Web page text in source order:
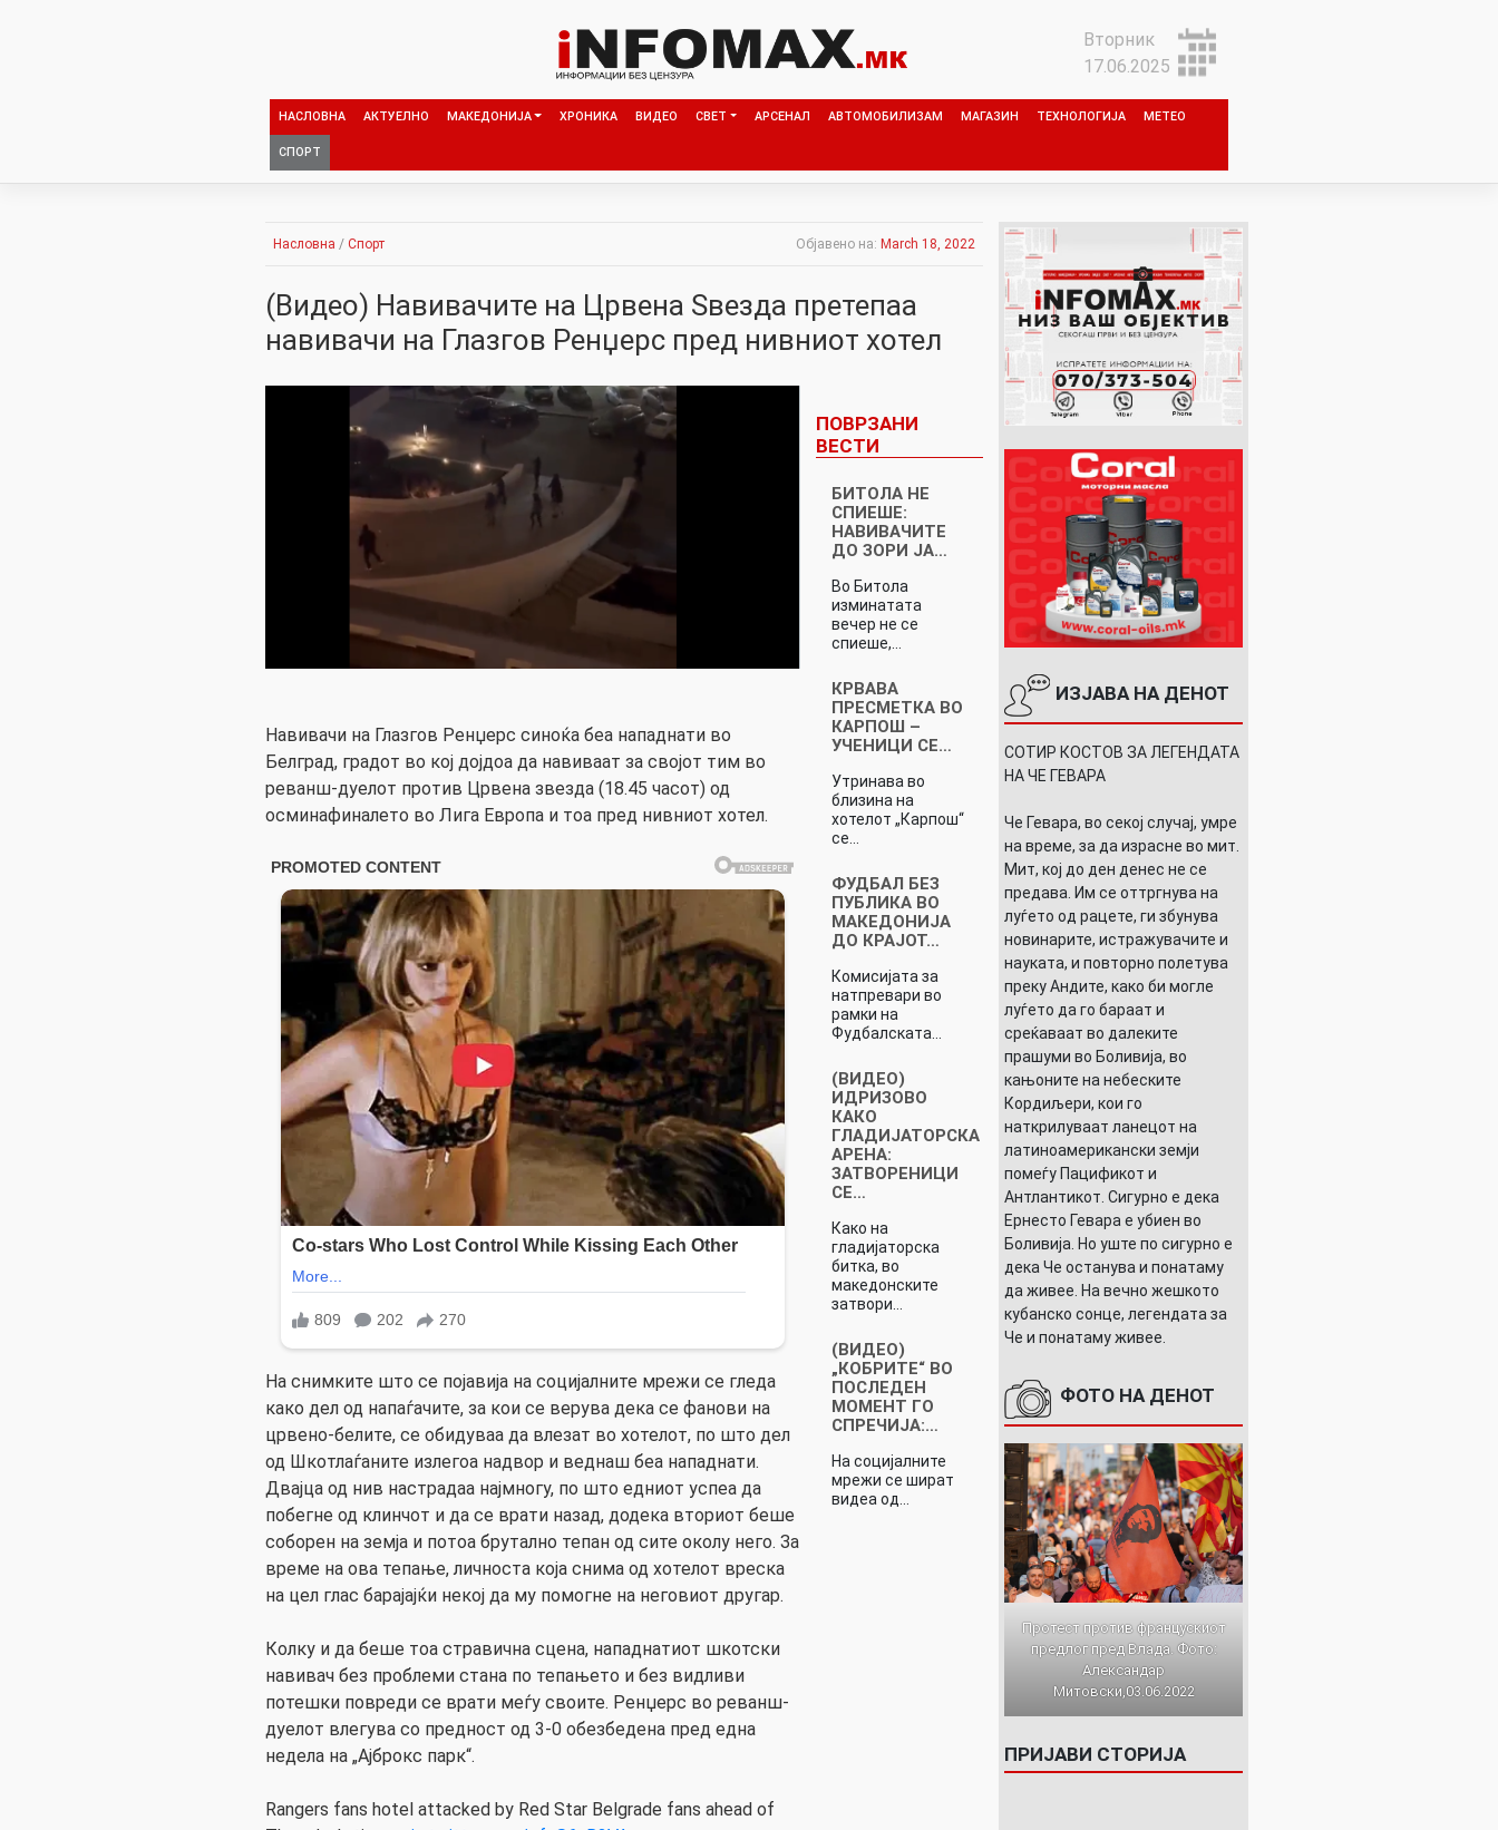
Вторник
17.06.2025
НАСЛОВНА АКТУЕЛНО МАКЕДОНИЈА ХРОНИКА ВИДЕО СВЕТ АРСЕНАЛ АВТОМОБИЛИЗАМ МАГАЗИН ТЕХНОЛОГИЈА МЕТЕО
СПОРТ
Насловна / Спорт Објавено на: March 18, 2022
(Видео) Навивачите на Црвена Ѕвезда претепаа
навивачи на Глазгов Ренџерс пред нивниот хотел
Навивачи на Глазгов Ренџерс синоќа беа нападнати во
Белград, градот во кој дојдоа да навиваат за својот тим во
реванш-дуелот против Црвена звезда (18.45 часот) од
осминафиналето во Лига Европа и тоа пред нивниот хотел.
На снимките што се појавија на социјалните мрежи се гледа
како дел од напаѓачите, за кои се верува дека се фанови на
црвено-белите, се обидуваа да влезат во хотелот, по што дел
од Шкотлаѓаните излегоа надвор и веднаш беа нападнати.
Двајца од нив настрадаа најмногу, по што едниот успеа да
побегне од клинчот и да се врати назад, додека вториот беше
соборен на земја и потоа брутално тепан од сите околу него. За
време на ова тепање, личноста која снима од хотелот вреска
на цел глас барајајќи некој да му помогне на неговиот другар.
Колку и да беше тоа стравична сцена, нападнатиот шкотски
навивач без проблеми стана по тепањето и без видливи
потешки повреди се врати меѓу своите. Ренџерс во реванш-
дуелот влегува со предност од 3-0 обезбедена пред една
недела на „Ајброкс парк“.
Rangers fans hotel attacked by Red Star Belgrade fans ahead of
ПОВРЗАНИ
ВЕСТИ
БИТОЛА НЕ
СПИЕШЕ:
НАВИВАЧИТЕ
ДО ЗОРИ ЈА…
Во Битола
изминатата
вечер не се
спиеше,…
КРВАВА
ПРЕСМЕТКА ВО
КАРПОШ –
УЧЕНИЦИ СЕ…
Утринава во
близина на
хотелот „Карпош“
се…
ФУДБАЛ БЕЗ
ПУБЛИКА ВО
МАКЕДОНИЈА
ДО КРАЈОТ…
Комисијата за
натпревари во
рамки на
Фудбалската…
(ВИДЕО)
ИДРИЗОВО
КАКО
ГЛАДИЈАТОРСКА
АРЕНА:
ЗАТВОРЕНИЦИ
СЕ…
Како на
гладијаторска
битка, во
македонските
затвори…
(ВИДЕО)
„КОБРИТЕ“ ВО
ПОСЛЕДЕН
МОМЕНТ ГО
СПРЕЧИЈА:…
На социјалните
мрежи се шират
видеа од…
ИЗЈАВА НА ДЕНОТ
СОТИР КОСТОВ ЗА ЛЕГЕНДАТА
НА ЧЕ ГЕВАРА
Че Гевара, во секој случај, умре
на време, за да израсне во мит.
Мит, кој до ден денес не се
предава. Им се оттргнува на
луѓето од рацете, ги збунува
новинарите, истражувачите и
науката, и повторно полетува
преку Андите, како би могле
луѓето да го бараат и
среќаваат во далеките
прашуми во Боливија, во
кањоните на небеските
Кордиљери, кои го
наткрилуваат ланецот на
латиноамерикански земји
помеѓу Пацификот и
Антлантикот. Сигурно е дека
Ернесто Гевара е убиен во
Боливија. Но уште по сигурно е
дека Че останува и понатаму
да живее. На вечно жешкото
кубанско сонце, легендата за
Че и понатаму живее.
ФОТО НА ДЕНОТ
Протест против францускиот
предлог пред Влада. Фото:
Александар
Митовски,03.06.2022
ПРИЈАВИ СТОРИЈА